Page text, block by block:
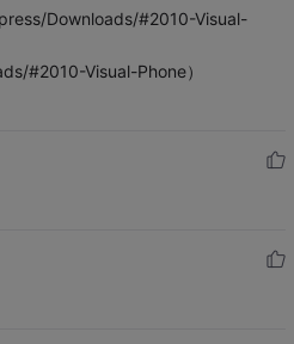
Downloads/#2010-Visual-
#2010-Visual-Phone）